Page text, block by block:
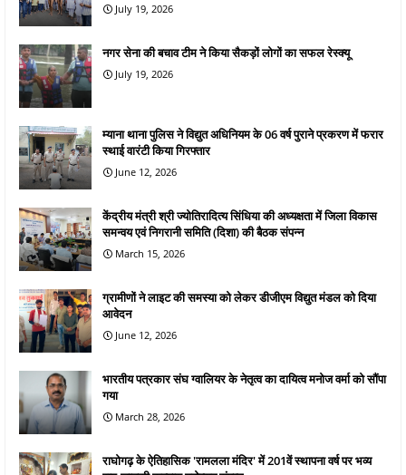
July 19, 2026
नगर सेना की बचाव टीम ने किया सैकड़ों लोगों का सफल रेस्क्यू
July 19, 2026
म्याना थाना पुलिस ने विद्युत अधिनियम के 06 वर्ष पुराने प्रकरण में फरार
स्थाई वारंटी किया गिरफ्तार
June 12, 2026
केंद्रीय मंत्री श्री ज्योतिरादित्य सिंधिया की अध्यक्षता में जिला विकास
समन्वय एवं निगरानी समिति (दिशा) की बैठक संपन्न
March 15, 2026
ग्रामीणों ने लाइट की समस्या को लेकर डीजीएम विद्युत मंडल को दिया
आवेदन
June 12, 2026
भारतीय पत्रकार संघ ग्वालियर के नेतृत्व का दायित्व मनोज वर्मा को सौंपा
गया
March 28, 2026
राघोगढ़ के ऐतिहासिक 'रामलला मंदिर' में 201वें स्थापना वर्ष पर भव्य